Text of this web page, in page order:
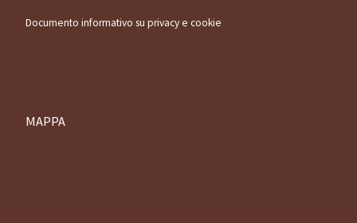
Documento informativo su privacy e cookie
MAPPA